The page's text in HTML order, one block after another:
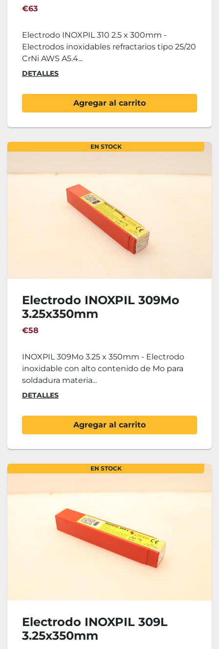
€63
Electrodo INOXPIL 310 2.5 x 300mm -
Electrodos inoxidables refractarios tipo 25/20
CrNi AWS A5.4...
DETALLES
Agregar al carrito
EN STOCK
Electrodo INOXPIL 309Mo
3.25x350mm
€58
INOXPIL 309Mo 3.25 x 350mm - Electrodo
inoxidable con alto contenido de Mo para
soldadura materia...
DETALLES
Agregar al carrito
EN STOCK
Electrodo INOXPIL 309L
3.25x350mm